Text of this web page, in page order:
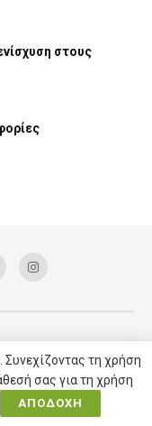
στους
/ Υπηρεσίες SEOτη χρήση
σας για τη χρήση
ΑΠΟΔΟΧΗ